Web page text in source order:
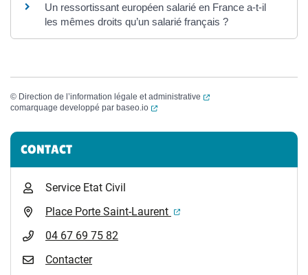
Un ressortissant européen salarié en France a-t-il
les mêmes droits qu’un salarié français ?
© Direction de l’information légale et administrative
(ouverture dans un
comarquage developpé par baseo.io (ouverture dans un nouvel onglet)
Informations complémentaires
CONTACT
Service Etat Civil
Place Porte Saint-Laurent
(ouverture dans un
04 67 69 75 82
Contacter